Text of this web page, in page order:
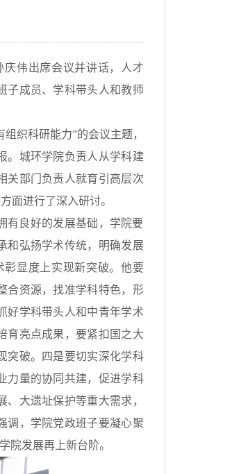
庆伟出席会议并讲话，人才
子成员、学科带头人和教师
织科研能力”的会议主题，
。城环学院负责人从学科建
关部门负责人就育引高层次
面进行了深入研讨。
有良好的发展基础，学院要
和弘扬学术传统，明确发展
彰显度上实现新突破。他要
合资源，找准学科特色，形
好学科带头人和中青年学术
育亮点成果，要紧扣国之大
突破。四是要切实深化学科
力量的协同共建，促进学科
大遗址保护等重大需求，
调，学院党政班子要凝心聚
院发展再上新台阶。